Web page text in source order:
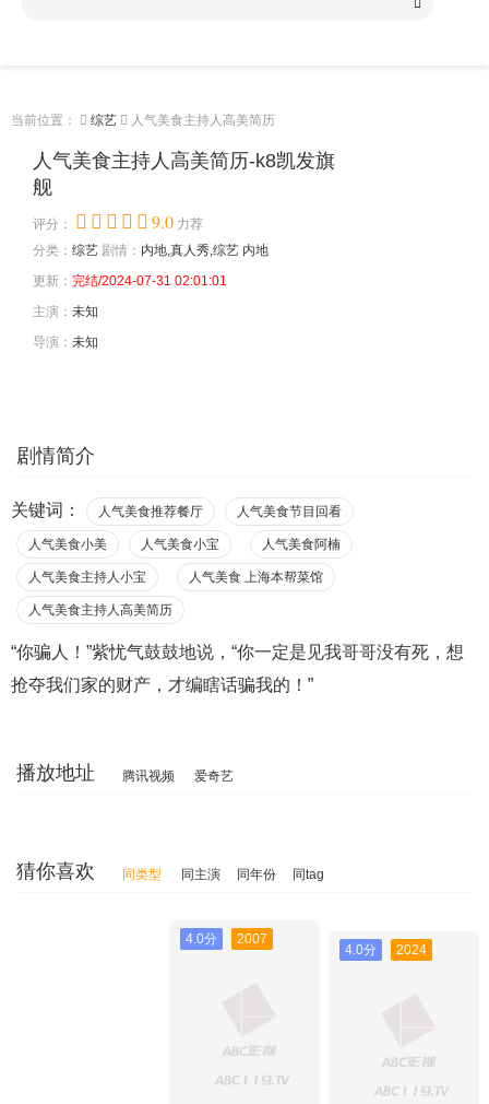
当前位置： 综艺 人气美食主持人高美简历
人气美食主持人高美简历-k8凯发旗
舰
评分： 9.0 力荐
分类： 综艺 剧情： 内地,真人秀,综艺 内地
更新： 完结/2024-07-31 02:01:01
主演： 未知
导演： 未知
剧情简介
关键词： 人气美食推荐餐厅 人气美食节目回看
人气美食小美 人气美食小宝 人气美食阿楠
人气美食主持人小宝 人气美食 上海本帮菜馆
人气美食主持人高美简历
“你骗人！”紫忧气鼓鼓地说，“你一定是见我哥哥没有死，想
抢夺我们家的财产，才编瞎话骗我的！”
播放地址 腾讯视频 爱奇艺
猜你喜欢 同类型 同主演 同年份 同tag
4.0分 2007
4.0分 2024